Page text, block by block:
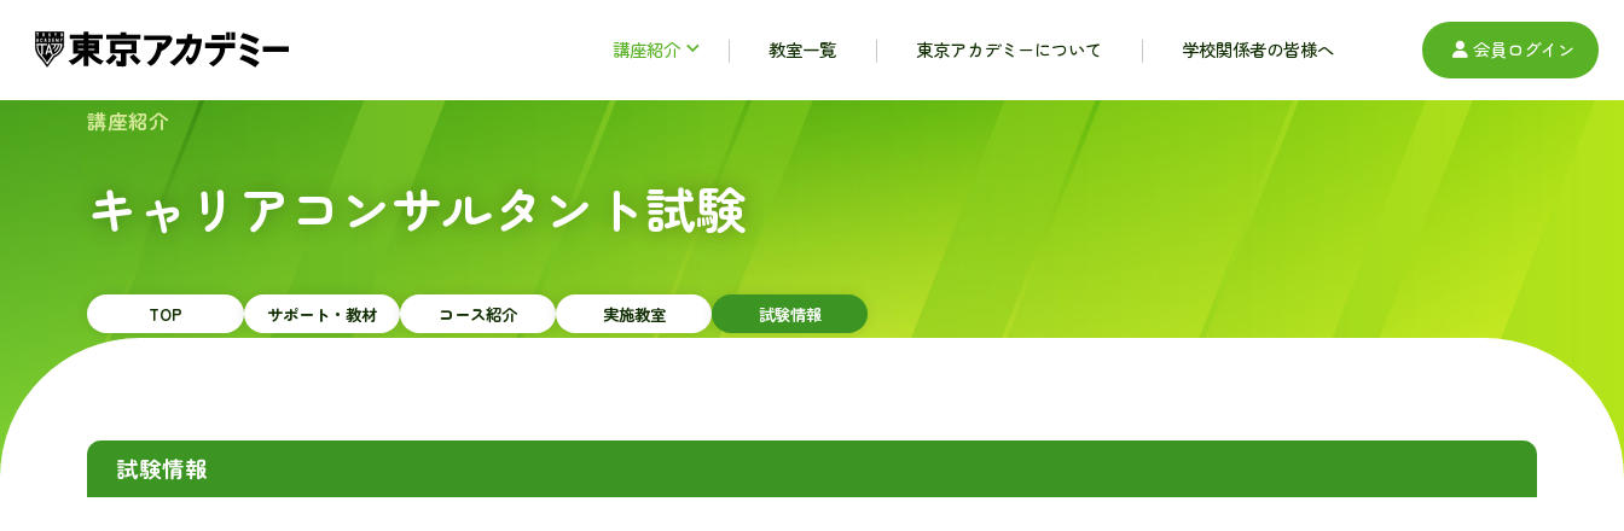
会員ログイン
講座紹介 教室一覧 東京アカデミーについて 学校関係者の皆様へ
講座紹介
キャリアコンサルタント試験
TOP サポート・教材 コース紹介 実施教室 試験情報
試験情報